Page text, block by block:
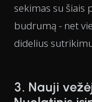
sekimas su šiais
budrumą - net
didelius
3. Nauji